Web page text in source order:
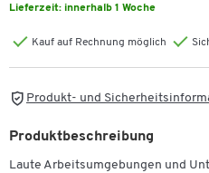
Lieferzeit: innerhalb 1 Woche
Kauf auf Rechnung möglich
Produkt- und
Produktbeschreibung
Laute Arbeitsumgebungen und